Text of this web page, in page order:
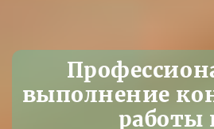
выполнение
работы